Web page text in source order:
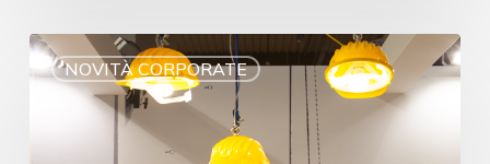
NOVITÀ CORPORATE